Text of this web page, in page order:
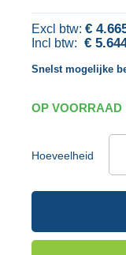
afbeeldingen-
gallerij
€
€
Snelst mogelijke
OP VOORRAAD
Hoeveelheid